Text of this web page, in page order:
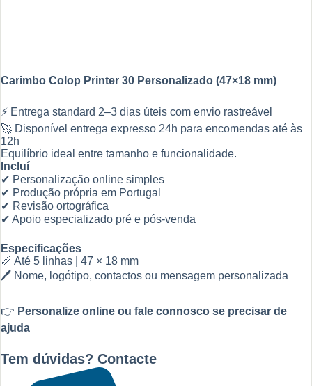
Carimbo Colop Printer 30 Personalizado (47×18 mm)
⚡ Entrega standard 2–3 dias úteis com envio rastreável
🚀 Disponível entrega expresso 24h para encomendas até às
12h
Equilíbrio ideal entre tamanho e funcionalidade.
Incluí
✔ Personalização online simples
✔ Produção própria em Portugal
✔ Revisão ortográfica
✔ Apoio especializado pré e pós-venda
Especificações
📏 Até 5 linhas | 47 × 18 mm
🖊 Nome, logótipo, contactos ou mensagem personalizada
👉 Personalize online ou fale connosco se precisar de
ajuda
Tem dúvidas? Contacte